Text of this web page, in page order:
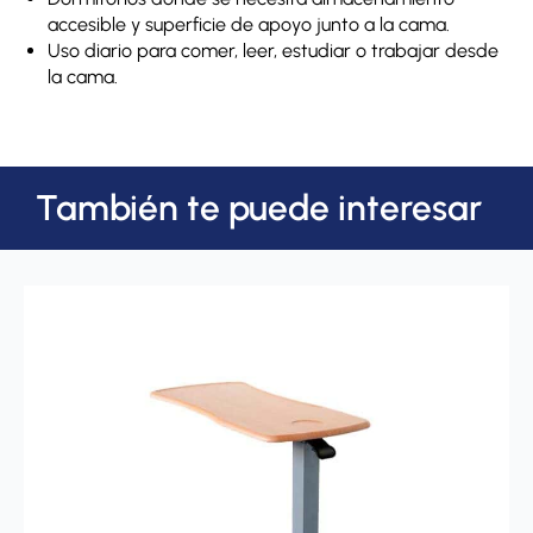
accesible y superficie de apoyo junto a la cama.
Uso diario para comer, leer, estudiar o trabajar desde
la cama.
También te puede interesar